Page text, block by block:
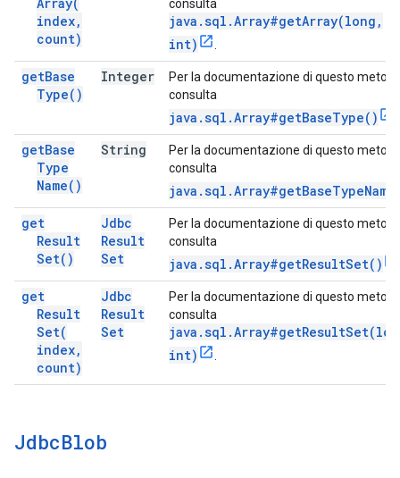
index,
count)
consulta
java.sql.Array#getArray(long,
int)
getBase
Type( )
Integer
Per la documentazione di questo
consulta
java.sql.Array#getBaseType()
getBase
Type
Name( )
String
Per la documentazione di questo
consulta
get
Result
Set( )
Jdbc
Result
Set
Per la documentazione di questo
consulta
java.sql.Array#getResultSet()
get
Result
Set(
index,
count)
Jdbc
Result
Set
Per la documentazione di questo
consulta
int)
JdbcBlob